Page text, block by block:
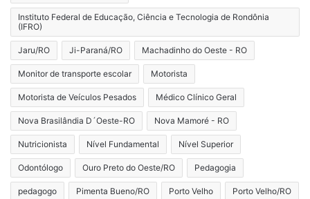
Instituto Federal de Educação, Ciência e Tecnologia de Rondônia
(IFRO)
Jaru/RO Ji-Paraná/RO Machadinho do Oeste - RO
Monitor de transporte escolar Motorista
Motorista de Veículos Pesados Médico Clínico Geral
Nova Brasilândia D´Oeste-RO Nova Mamoré - RO
Nutricionista Nível Fundamental Nível Superior
Odontólogo Ouro Preto do Oeste/RO Pedagogia
pedagogo Pimenta Bueno/RO Porto Velho Porto Velho/RO